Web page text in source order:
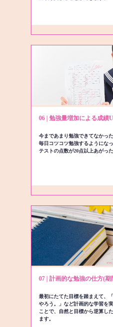
06 | 勉強量増加による成績
今まであまり勉強できてなかっ
毎日コツコツ勉強するようにな
テストの点数が20点以上あがっ
07 | 計画的な勉強の仕方(期
最初にたてた目標を踏まえて、
やろう。」など計画的な学習を
ことで、自然と目標から逆算し
ます。